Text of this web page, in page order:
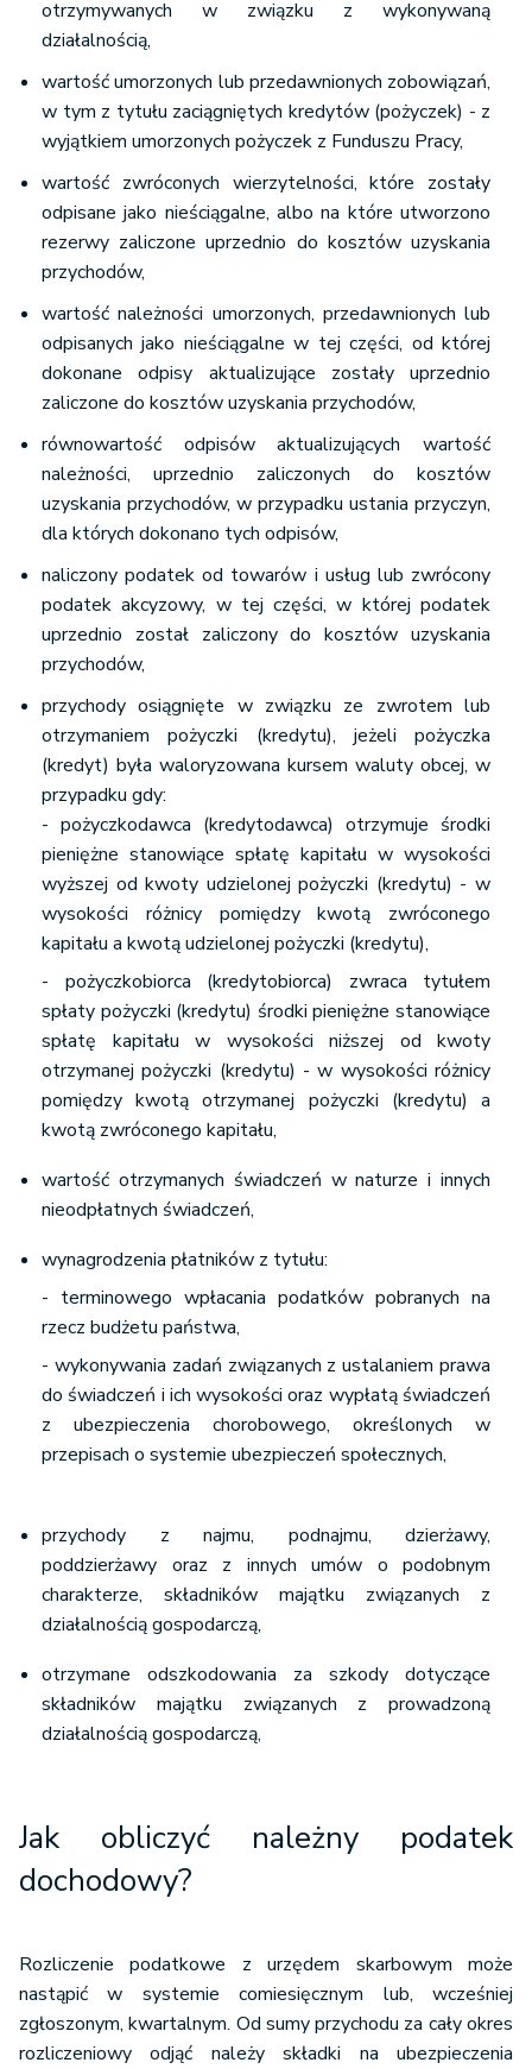
otrzymywanych w związku z wykonywaną
działalnością,
wartość umorzonych lub przedawnionych zobowiązań,
w tym z tytułu zaciągniętych kredytów (pożyczek) - z
wyjątkiem umorzonych pożyczek z Funduszu Pracy,
wartość zwróconych wierzytelności, które zostały
odpisane jako nieściągalne, albo na które utworzono
rezerwy zaliczone uprzednio do kosztów uzyskania
przychodów,
wartość należności umorzonych, przedawnionych lub
odpisanych jako nieściągalne w tej części, od której
dokonane odpisy aktualizujące zostały uprzednio
zaliczone do kosztów uzyskania przychodów,
równowartość odpisów aktualizujących wartość
należności, uprzednio zaliczonych do kosztów
uzyskania przychodów, w przypadku ustania przyczyn,
dla których dokonano tych odpisów,
naliczony podatek od towarów i usług lub zwrócony
podatek akcyzowy, w tej części, w której podatek
uprzednio został zaliczony do kosztów uzyskania
przychodów,
przychody osiągnięte w związku ze zwrotem lub
otrzymaniem pożyczki (kredytu), jeżeli pożyczka
(kredyt) była waloryzowana kursem waluty obcej, w
przypadku gdy:
- pożyczkodawca (kredytodawca) otrzymuje środki
pieniężne stanowiące spłatę kapitału w wysokości
wyższej od kwoty udzielonej pożyczki (kredytu) - w
wysokości różnicy pomiędzy kwotą zwróconego
kapitału a kwotą udzielonej pożyczki (kredytu),
- pożyczkobiorca (kredytobiorca) zwraca tytułem
spłaty pożyczki (kredytu) środki pieniężne stanowiące
spłatę kapitału w wysokości niższej od kwoty
otrzymanej pożyczki (kredytu) - w wysokości różnicy
pomiędzy kwotą otrzymanej pożyczki (kredytu) a
kwotą zwróconego kapitału,
wartość otrzymanych świadczeń w naturze i innych
nieodpłatnych świadczeń,
wynagrodzenia płatników z tytułu:
- terminowego wpłacania podatków pobranych na
rzecz budżetu państwa,
- wykonywania zadań związanych z ustalaniem prawa
do świadczeń i ich wysokości oraz wypłatą świadczeń
z ubezpieczenia chorobowego, określonych w
przepisach o systemie ubezpieczeń społecznych,
przychody z najmu, podnajmu, dzierżawy,
poddzierżawy oraz z innych umów o podobnym
charakterze, składników majątku związanych z
działalnością gospodarczą,
otrzymane odszkodowania za szkody dotyczące
składników majątku związanych z prowadzoną
działalnością gospodarczą,
Jak obliczyć należny podatek
dochodowy?
Rozliczenie podatkowe z urzędem skarbowym może
nastąpić w systemie comiesięcznym lub, wcześniej
zgłoszonym, kwartalnym. Od sumy przychodu za cały okres
rozliczeniowy odjąć należy składki na ubezpieczenia